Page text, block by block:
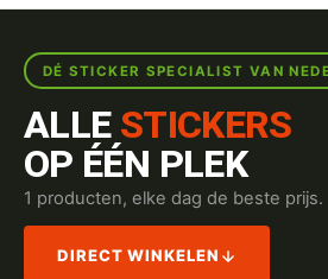
DÉ STICKER SPECIALIST VAN
ALLE STICKERS
OP ÉÉN PLEK
1 producten, elke dag de beste prijs.
DIRECT WINKELEN